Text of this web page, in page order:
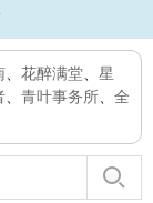
花醉满堂
星
青叶事务所
全